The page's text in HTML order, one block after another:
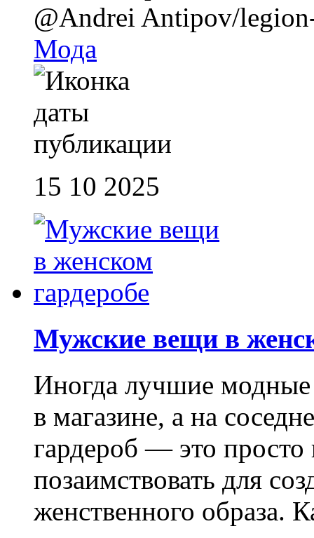
@Andrei Antipov/
Мода
15 10 2025
Мужские вещи в
Иногда лучшие
в магазине, а на
гардероб — это
позаимствовать для
женственного образа.